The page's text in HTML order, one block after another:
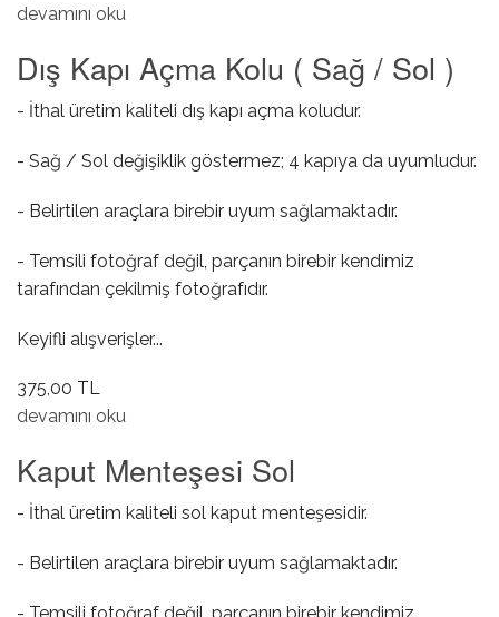
Kaput Takozu ( Ayarsız ) hakkında
devamını oku
Dış Kapı Açma Kolu ( Sağ / Sol )
- İthal üretim kaliteli dış kapı açma koludur.
- Sağ / Sol değişiklik göstermez; 4 kapıya da uyumludur.
- Belirtilen araçlara birebir uyum sağlamaktadır.
- Temsili fotoğraf değil, parçanın birebir kendimiz
tarafından çekilmiş fotoğrafıdır.
Keyifli alışverişler...
375,00 TL
Dış Kapı Açma Kolu ( Sağ / Sol ) hakkında
devamını oku
Kaput Menteşesi Sol
- İthal üretim kaliteli sol kaput menteşesidir.
- Belirtilen araçlara birebir uyum sağlamaktadır.